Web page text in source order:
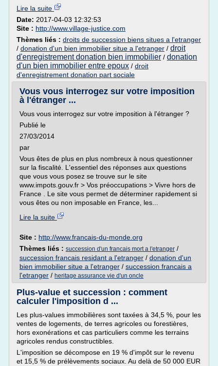
Lire la suite
Date: 2017-04-03 12:32:53
Site : http://www.village-justice.com
Thèmes liés : droits de succession biens situes a l'etranger
/ donation d'un bien immobilier situe a l'etranger / droit
d'enregistrement donation bien immobilier / donation
d'un bien immobilier entre epoux / droit
d'enregistrement donation part sociale
Vous vous interrogez sur votre imposition
à l'étranger ...
Vous vous interrogez sur votre imposition à l'étranger ?
Publié le
27/03/2014
par
Vous êtes de plus en plus nombreux à nous questionner
sur la fiscalité. L'essentiel des réponses aux questions
que vous vous posez se trouve sur le site
www.impots.gouv.fr > Vos préoccupations > Vivre hors de
France . Le site vous permet de déterminer rapidement si
vous êtes ou non imposable en France, les...
Lire la suite
Site : http://www.francais-du-monde.org
Thèmes liés : succession d'un francais mort a l'etranger /
succession francais residant a l'etranger / donation d'un
bien immobilier situe a l'etranger / succession francais a
l'etranger / heritage assurance vie d'un oncle
Plus-value et succession : comment
calculer l'imposition d ...
Les plus-values immobilières sont taxées à 34,5 %, pour les
ventes de logements, de terres agricoles ou forestières,
hors exonérations et cas particuliers comme les terrains
agricoles rendus constructibles.
L'imposition se décompose en 19 % d'impôt sur le revenu
et 15,5 % de prélèvements sociaux. Au delà de 50 000 EUR